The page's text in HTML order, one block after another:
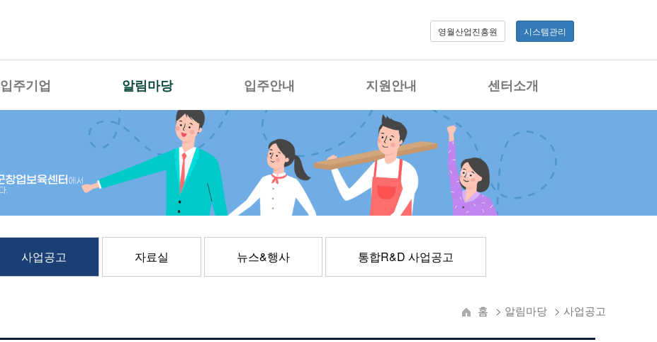
영월산업진흥원 시스템관리
입주기업 알림마당 입주안내 지원안내 센터소개
사업공고 자료실 뉴스&행사 통합R&D 사업공고
> 사업공고
> 알림마당
홈